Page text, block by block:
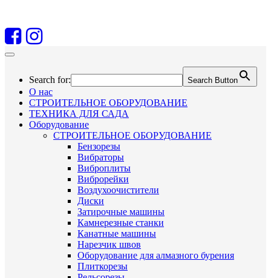
Search for: Search Button
О нас
СТРОИТЕЛЬНОЕ ОБОРУДОВАНИЕ
ТЕХНИКА ДЛЯ САДА
Оборудование
СТРОИТЕЛЬНОЕ ОБОРУДОВАНИЕ
Бензорезы
Вибраторы
Виброплиты
Виброрейки
Воздухоочистители
Диски
Затирочные машины
Камнерезные станки
Канатные машины
Нарезчик швов
Оборудование для алмазного бурения
Плиткорезы